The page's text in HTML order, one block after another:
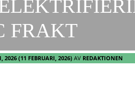
FRAKT
2026(11 FEBRUARI, 2026) AV REDAKTIONEN